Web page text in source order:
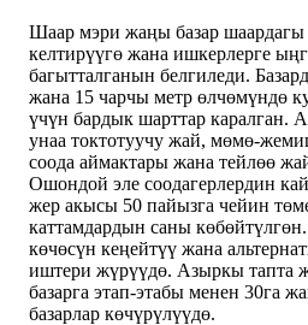
Шаар мэри жаңы базар шаардагы
келтирүүгө жана ишкерлерге
багытталганын белгиледи.
жана 15 чарчы метр өлчөмүндө
үчүн бардык шарттар каралган.
унаа токтотуучу жай, мөмө-
соода аймактары жана тейлөө
Ошондой эле соодагерлердин
жер акысы 50 пайызга чейин
каттамдардын саны
көчөсүн кеңейтүү жана
иштери жүрүүдө. Азыркы тапта
базарга этап-этабы менен 30га
базарлар көчүрүлүүдө.